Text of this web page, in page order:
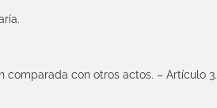
comparada con otros actos. – Artículo 3.